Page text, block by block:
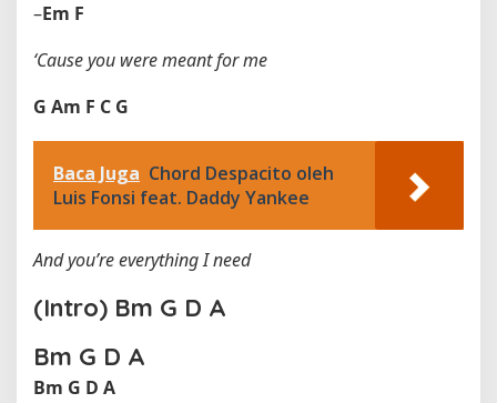
–Em F
‘Cause you were meant for me
G Am F C G
Baca Juga Chord Despacito oleh
Luis Fonsi feat. Daddy Yankee
And you’re everything I need
(Intro) Bm G D A
Bm G D A
Bm G D A